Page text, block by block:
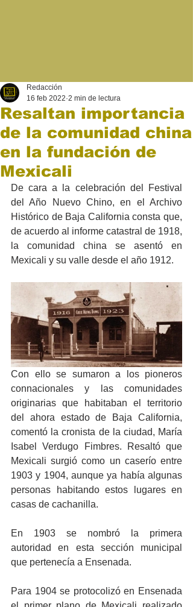
Resaltan importancia
de la comunidad china
en la fundación de
Mexicali
Redacción
16 feb 2022 2 min de lectura
De cara a la celebración del Festival
del Año Nuevo Chino, en el Archivo
Histórico de Baja California consta que,
de acuerdo al informe catastral de 1918,
la comunidad china se asentó en
Mexicali y su valle desde el año 1912.
Con ello se sumaron a los pioneros
connacionales y las comunidades
originarias que habitaban el territorio
del ahora estado de Baja California,
comentó la cronista de la ciudad, María
Isabel Verdugo Fimbres. Resaltó que
Mexicali surgió como un caserío entre
1903 y 1904, aunque ya había algunas
personas habitando estos lugares en
casas de cachanilla.
En 1903 se nombró la primera
autoridad en esta sección municipal
que pertenecía a Ensenada.
Para 1904 se protocolizó en Ensenada